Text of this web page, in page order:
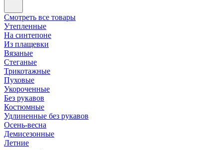
Смотреть все товары
Утепленные
На синтепоне
Из плащевки
Вязаные
Стеганые
Трикотажные
Пуховые
Укороченные
Без рукавов
Костюмные
Удлиненные без рукавов
Осень-весна
Демисезонные
Летние